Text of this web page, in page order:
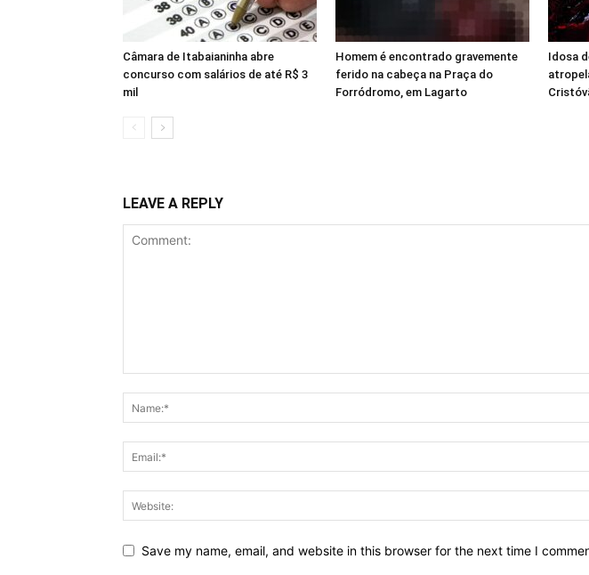
Câmara de Itabaianinha abre
concurso com salários de até R$ 3
mil
Homem é encontrado gravemente
ferido na cabeça na Praça do
Forródromo, em Lagarto
Idosa
LEAVE A REPLY
Save my name, email, and website in this browser for the next time I